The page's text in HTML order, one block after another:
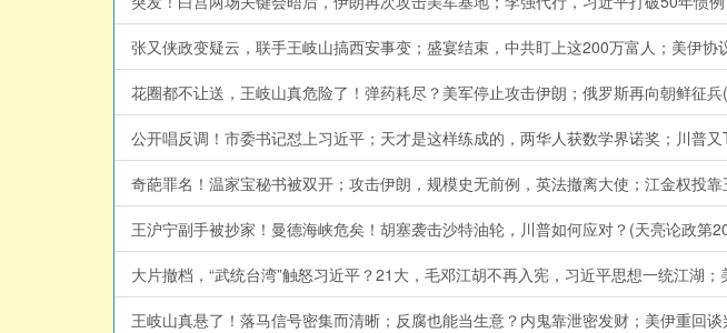
张又侠政变疑云，联手王岐山搞西安事变；盛宴结束，中共盯上这200万富人；美伊
花圈都不让送，王岐山真危险了！弹药耗尽？美军停止攻击伊朗；俄罗斯再向朝鲜征
公开唱反调！市委书记怼上习近平；天才是这样练成的，两华人获数学界诺奖；川普
奇葩罪名！温家宝秘书被双开；攻击伊朗，规模史无前例，英法撤离大使；江金权投
王沪宁副手被抄家！曼德海峡危矣！胡塞袭击沙特油轮，川普如何应对？(天亮论政第
大片撤档，“武统台湾”触怒习近平？21大，毛邓江胡不再入宪，习近平思想一统江湖
王岐山真悬了！落马信号密集而清晰；反腐也能当生意？内鬼靠泄密发财；美伊重回